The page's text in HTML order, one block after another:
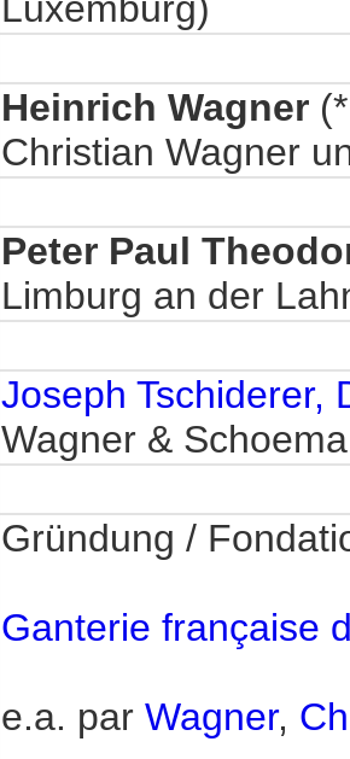
Heinrich Wagner
Christian Wagner
Peter Paul
Limburg an der
Joseph Tschiderer,
Wagner &
Gründung /
Ganterie française
e.a. par Wagner,